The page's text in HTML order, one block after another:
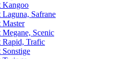
Kangoo
Laguna, Safrane
Master
Megane, Scenic
Rapid, Trafic
Sonstige